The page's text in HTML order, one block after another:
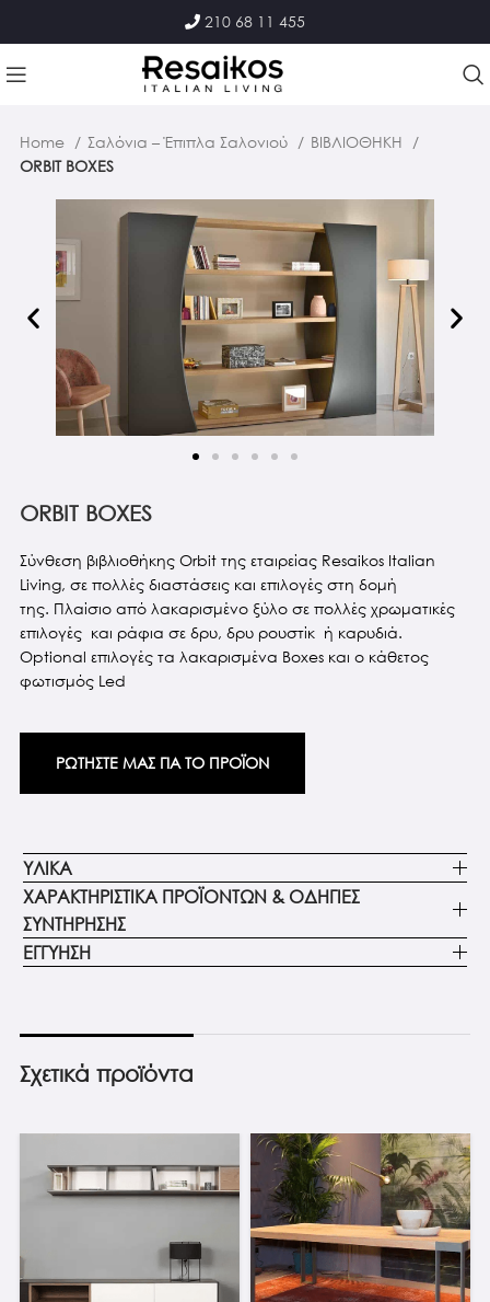
210 68 11 455
Home Σαλόνια – Έπιπλα Σαλονιού
ΒΙΒΛΙΟΘΗΚΗ
ORBIT BOXES
ORBIT BOXES
Σύνθεση βιβλιοθήκης Orbit της εταιρείας Resaikos Italian
Living, σε πολλές διαστάσεις και επιλογές στη δομή
της. Πλαίσιο από λακαρισμένο ξύλο σε πολλές χρωματικές
επιλογές και ράφια σε δρυ, δρυ ρουστίκ ή καρυδιά.
Optional επιλογές τα λακαρισμένα Boxes και ο κάθετος
φωτισμός Led
ΡΩΤΗΣΤΕ ΜΑΣ ΓΙΑ ΤΟ ΠΡΟΪΟΝ
ΥΛΙΚΑ
ΧΑΡΑΚΤΗΡΙΣΤΙΚΑ ΠΡΟΪΟΝΤΩΝ & ΟΔΗΓΙΕΣ
ΣΥΝΤΗΡΗΣΗΣ
ΕΓΓΥΗΣΗ
Σχετικά προϊόντα